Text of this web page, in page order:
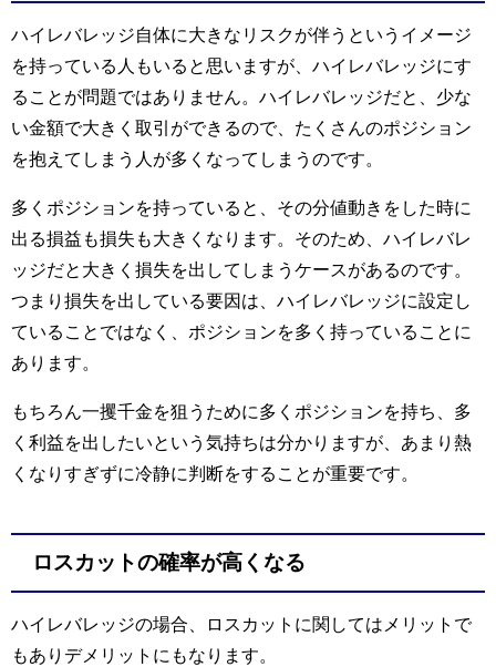
ハイレバレッジ自体に大きなリスクが伴うというイメージ
を持っている人もいると思いますが、ハイレバレッジにす
ることが問題ではありません。ハイレバレッジだと、少な
い金額で大きく取引ができるので、たくさんのポジション
を抱えてしまう人が多くなってしまうのです。
多くポジションを持っていると、その分値動きをした時に
出る損益も損失も大きくなります。そのため、ハイレバレ
ッジだと大きく損失を出してしまうケースがあるのです。
つまり損失を出している要因は、ハイレバレッジに設定し
ていることではなく、ポジションを多く持っていることに
あります。
もちろん一攫千金を狙うために多くポジションを持ち、多
く利益を出したいという気持ちは分かりますが、あまり熱
くなりすぎずに冷静に判断をすることが重要です。
ロスカットの確率が高くなる
ハイレバレッジの場合、ロスカットに関してはメリットで
もありデメリットにもなります。